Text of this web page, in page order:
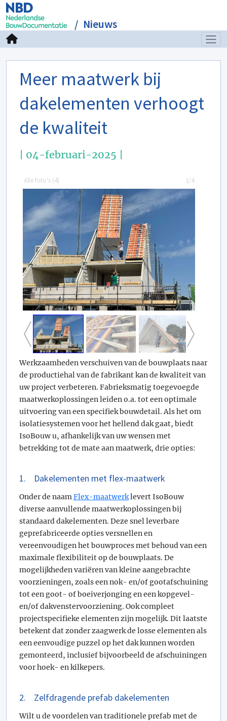
Nieuws
Meer maatwerk bij
dakelementen verhoogt
de kwaliteit
| 04-februari-2025 |
Alle foto's (4) 1/4
Werkzaamheden verschuiven van de bouwplaats naar
de productiehal van de fabrikant kan de kwaliteit van
uw project verbeteren. Fabrieksmatig toegevoegde
maatwerkoplossingen leiden o.a. tot een optimale
uitvoering van een specifiek bouwdetail. Als het om
isolatiesystemen voor het hellend dak gaat, biedt
IsoBouw u, afhankelijk van uw wensen met
betrekking tot de mate aan maatwerk, drie opties:
1. Dakelementen met flex-maatwerk
Onder de naam Flex-maatwerklevert IsoBouw
diverse aanvullende maatwerkoplossingen bij
standaard dakelementen. Deze snel leverbare
geprefabriceerde opties versnellen en
vereenvoudigen het bouwproces met behoud van een
maximale flexibiliteit op de bouwplaats. De
mogelijkheden variëren van kleine aangebrachte
voorzieningen, zoals een nok- en/of gootafschuining
tot een goot- of boeiverjonging en een kopgevel-
en/of dakvenstervoorziening. Ook compleet
projectspecifieke elementen zijn mogelijk. Dit laatste
betekent dat zonder zaagwerk de losse elementen als
een eenvoudige puzzel op het dak kunnen worden
gemonteerd, inclusief bijvoorbeeld de afschuiningen
voor hoek- en kilkepers.
2. Zelfdragende prefab dakelementen
Wilt u de voordelen van traditionele prefab met de